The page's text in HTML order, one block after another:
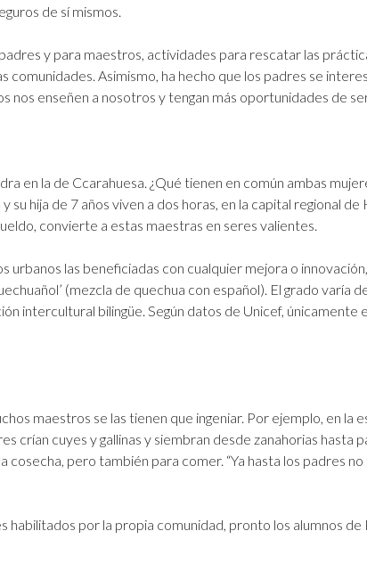
de sí mismos.
y para maestros, actividades para rescatar las
Asimismo, ha hecho que los padres se
nos enseñen a nosotros y tengan más oportunidades de
en la de Ccarahuesa. ¿Qué tienen en común ambas
su hija de 7 años viven a dos horas, en la capital regional
convierte a estas maestras en seres valientes.
urbanos las beneficiadas con cualquier mejora o
(mezcla de quechua con español). El grado varía
intercultural bilingüe. Según datos de Unicef, únicamente
maestros se las tienen que ingeniar. Por ejemplo, en
cuyes y gallinas y siembran desde zanahorias hasta
pero también para comer. “Ya hasta los padres
habilitados por la propia comunidad, pronto los alumnos